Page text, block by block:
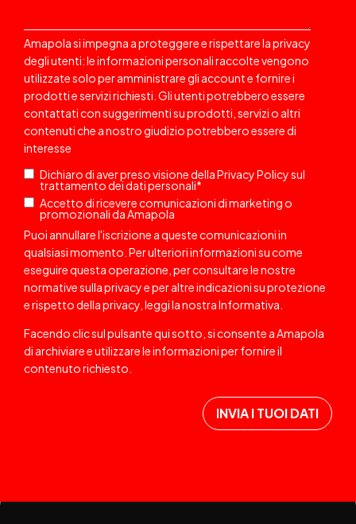
Amapola si impegna a proteggere e rispettare la privacy
degli utenti: le informazioni personali raccolte vengono
utilizzate solo per amministrare gli account e fornire i
prodotti e servizi richiesti. Gli utenti potrebbero essere
contattaticon suggerimenti su prodotti, servizi o altri
contenuti che a nostro giudizio potrebbero essere di
interesse
Dichiaro di aver preso visione dellaPrivacy Policysul
trattamento dei dati personali*
Accetto di ricevere comunicazioni di marketing o
promozionali da Amapola
Puoi annullare l'iscrizione a queste comunicazioni in
qualsiasi momento. Per ulteriori informazioni su come
eseguire questa operazione, per consultare le nostre
normative sulla privacy e per altre indicazioni su protezione
e rispetto della privacy, leggi la nostraInformativa
Facendo clic sul pulsante qui sotto, si consente a Amapola
di archiviare e utilizzare le informazioni per fornire il
contenuto richiesto.